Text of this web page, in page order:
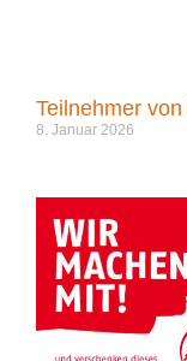
Teilnehmer
8. Januar 2026